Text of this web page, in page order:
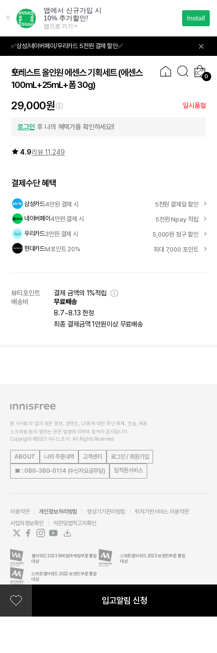
가
✅삼성/네이버페이/우리카드 5천원 결제 할인✅
0
01 06
포레스트 올인원 에센스 기획세트 (에센스
100mL+25mL+폼 30g)
29,000원 일시품절
로그인 후 나의 혜택가를 확인하세요!!
4.9리뷰 11,249
결제수단 혜택
삼성카드4만원 결제 시
5천원 결제일 할인
네이버페이4만원 결제 시
5천원 Npay 적립
우리카드3만원 결제 시
5,000원 청구 할인
현대카드M포인트 20% 최대 7,000 포인트
뷰티포인트
결제 금액의 1%적립
배송비
무료배송
8.7~8.13 한정
최종 결제금액 1만원이상 무료배송
입고알림 신청
본 사이트와 앱의 모든 정보, 콘텐츠, UI등에 대한 무단 복제, 전송, 배포
스크래핑 등의 행위는 관련 법령에 의하여 엄격히 금지됩니다.
Copyright ©2023 이니스프리. All Rights Reserved
ABOUT 나의 주문내역 고객센터 로그인 / 회원가입
☎ : 080-380-0114 (수신자요금부담) 임직원서비스
이용약관 개인정보처리방침 영상기기관리방침
위치기반서비스 이용약관
사업자정보확인
약관및법적고지확인
웹어워드 2023 모바일마케팅부문 통합
대상
스마트앱어워드 2023 브랜드부문 통합
대상
스마트앱어워드 2022 브랜드부문 통합
대상